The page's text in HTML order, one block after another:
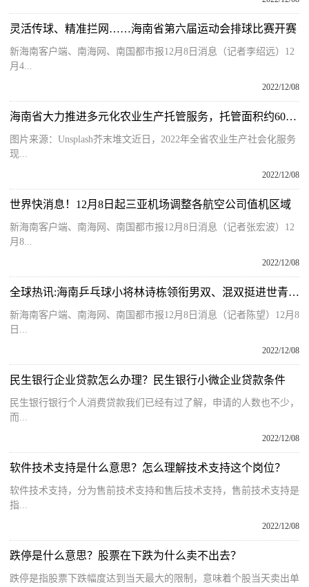
灵活传球、精准拦网……海南省第六届运动会排球比赛开赛
新海南客户端、南海网、南国都市报12月8日消息（记者李绍远）12
月4...
2022/12/08
海南省大力推进多元化农业生产托管服务，托管面积约60万亩次
图片来源：Unsplash芥末堆文近日，2022年全省农业生产社会化服务
现...
2022/12/08
世界快消息！12月8日起三亚机场调整各航空公司值机区域
新海南客户端、南海网、南国都市报12月8日消息（记者张宏波）12
月8...
2022/12/08
全球热讯:海南乒乓球小将林诗栋领衔男双、混双挺进世青赛半决赛
新海南客户端、南海网、南国都市报12月8日消息（记者陈望）12月8
日...
2022/12/08
民生银行企业贷款怎么办理？民生银行小微企业贷款条件
民生银行银行个人消费贷款我们已经有过了解，申请的人数也不少，
而...
2022/12/08
软件技术支持是什么意思？怎么理解技术支持这个岗位？
软件技术支持，分为售前技术支持和售后技术支持，售前技术支持是
指...
2022/12/08
跌停是什么意思？股票在下跌为什么卖不出去？
跌停是指股票下跌幅度达到当天最大的限制，意味着个股当天卖出单